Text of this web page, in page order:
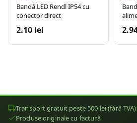
Bandă LED Rendl IP54 cu
conector direct
2.10 lei
Transport gratuit peste 500 lei (fără TVA)
Produse originale cu factură